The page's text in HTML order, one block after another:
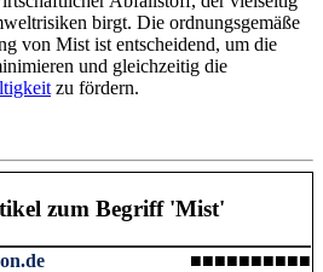
birgt. Die ordnungsgemäße
von Mist ist entscheidend, um die
und gleichzeitig die
zu fördern.
zum Begriff 'Mist'
■■■■■■■■■■